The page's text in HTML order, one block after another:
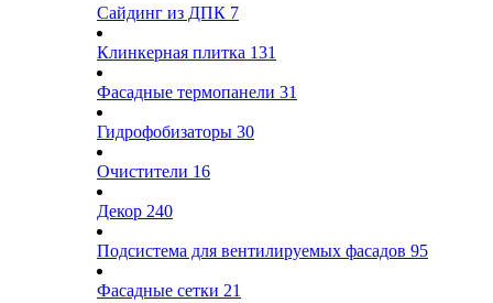
Сайдинг из ДПК 7
Клинкерная плитка 131
Фасадные термопанели 31
Гидрофобизаторы 30
Очистители 16
Декор 240
Подсистема для вентилируемых фасадов 95
Фасадные сетки 21